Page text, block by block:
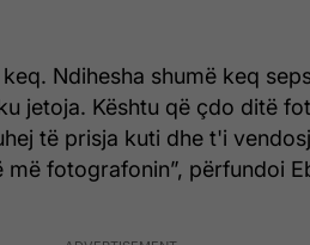
Ndihesha shumë keq
jetoja. Kështu që çdo ditë
të prisja kuti dhe t'i
më fotografonin”, përfundoi